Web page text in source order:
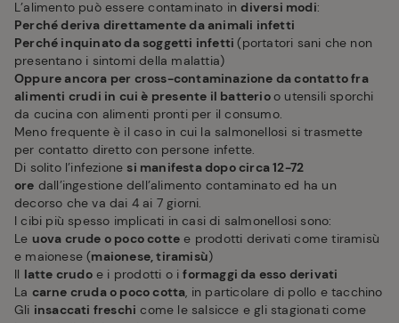
L’alimento può essere contaminato indiversi modi:
Perché deriva direttamente da animali infetti
Perché inquinato da soggetti infetti(portatori sani che non
presentano i sintomi della malattia)
Oppure ancora per cross-contaminazione da contatto fra
alimenti crudi in cui è presente il batterioo utensili sporchi
da cucina con alimenti pronti per il consumo.
Meno frequente è il caso in cui la salmonellosi si trasmette
per contatto diretto con persone infette.
Di solito l’infezione si manifesta dopo circa 12-72
ore dall’ingestione dell’alimento contaminato ed ha un
decorso che va dai 4 ai 7 giorni.
I cibi più spesso implicati in casi di salmonellosi sono:
Le uova crude o poco cotte e prodotti derivati come tiramisù
e maionese (maionese, tiramisù)
Il latte crudoe i prodotti o iformaggi da esso derivati
La carne cruda o poco cotta, in particolare di pollo e tacchino
Gli insaccati freschi come le salsicce e gli stagionati come